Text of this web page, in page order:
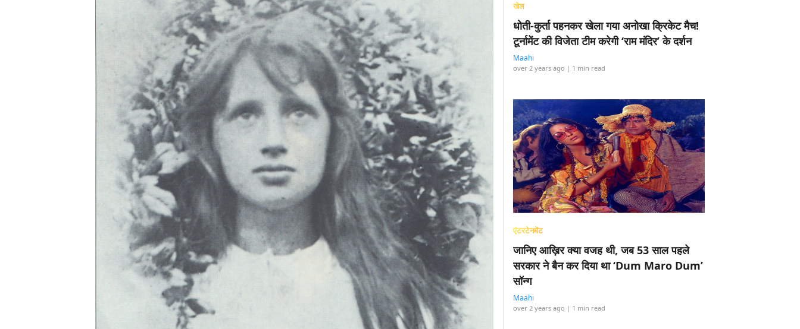
खेल
धोती-कुर्ता पहनकर खेला गया अनोखा क्रिकेट मैच!
टूर्नामेंट की विजेता टीम करेगी ‘राम मंदिर’ के दर्शन
Maahi
over 2 years ago | 1 min read
एंटरटेनमेंट
जानिए आख़िर क्या वजह थी, जब 53 साल पहले
सरकार ने बैन कर दिया था ‘Dum Maro Dum’
सॉन्ग
Maahi
over 2 years ago | 1 min read